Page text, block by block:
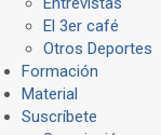
El 3er café
Otros Deportes
Formación
Material
Suscríbete